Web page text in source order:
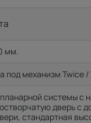
мм.
под механизм Twice /
системы с
дверь с
стандартная